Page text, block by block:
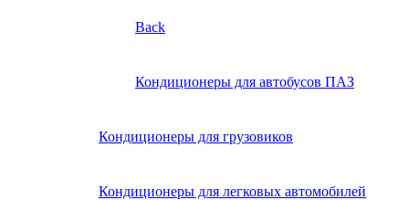
Back
Кондиционеры для автобусов ПАЗ
Кондиционеры для грузовиков
Кондиционеры для легковых автомобилей